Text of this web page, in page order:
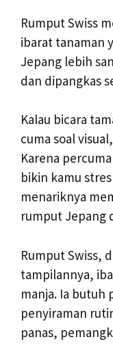
Rumput Swiss
ibarat tanaman
Jepang lebih
dan dipangkas
Kalau bicara
cuma soal
Karena
bikin kamu
menariknya
rumput Jepang
Rumput Swiss,
tampilannya,
manja. Ia butuh
penyiraman
panas,